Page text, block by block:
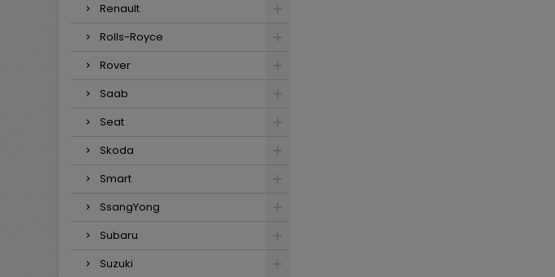
Renault
Rolls-Royce
Rover
Saab
Seat
Skoda
Smart
SsangYong
Subaru
Suzuki